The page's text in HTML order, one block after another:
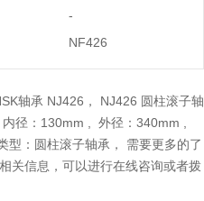
-
NF426
轴承 NJ426， NJ426 圆柱滚子轴
径：130mm , 外径：340mm ,
：圆柱滚子轴承， 需要更多的了
关信息，可以进行在线咨询或者拨